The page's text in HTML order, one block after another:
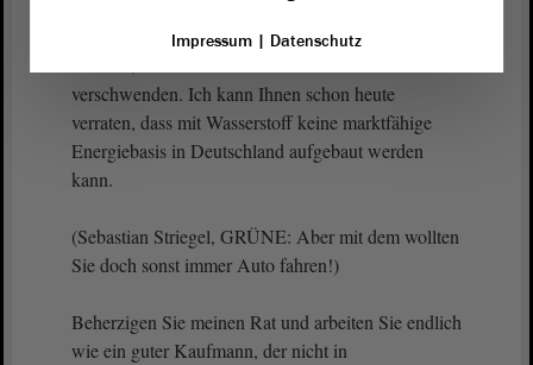
2028 beginnen. Ich gebe dazu einmal einen gut
gemeinten Rat: Fangen Sie erst einmal an zu
verschwenden. Ich kann Ihnen schon heute
verraten, dass mit Wasserstoff keine marktfähige
Energiebasis in Deutschland aufgebaut werden
kann.
(Sebastian Striegel, GRÜNE: Aber mit dem wollten
Sie doch sonst immer Auto fahren!)
Beherzigen Sie meinen Rat und arbeiten Sie endlich
wie ein guter Kaufmann, der nicht in
Impressum| Datenschutz